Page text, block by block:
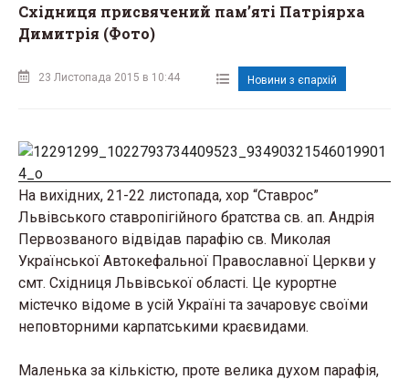
Східниця присвячений пам’яті Патріярха
Димитрія (Фото)
23 Листопада 2015 в 10:44 Новини з єпархій
На вихідних, 21-22 листопада, хор “Ставрос”
Львівського ставропігійного братства св. ап. Андрія
Первозваного відвідав парафію св. Миколая
Української Автокефальної Православної Церкви у
смт. Східниця Львівської області. Це курортне
містечко відоме в усій Україні та зачаровує своїми
неповторними карпатськими краєвидами.
Маленька за кількістю, проте велика духом парафія,